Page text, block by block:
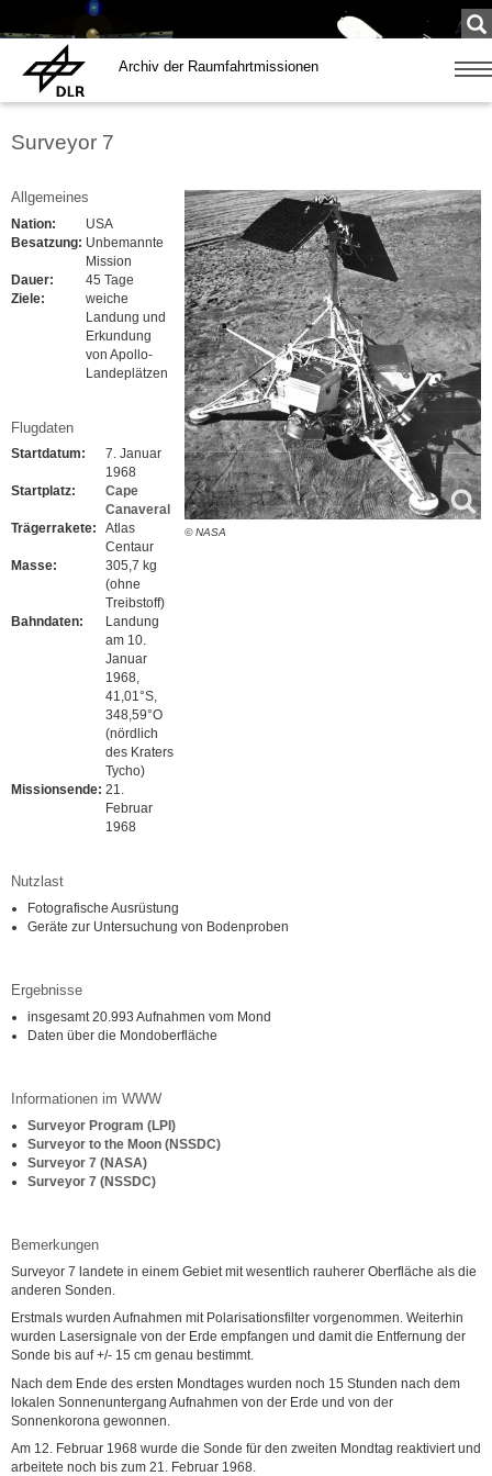
Archiv der Raumfahrtmissionen
Zeige
Surveyor 7
© NASA
Allgemeines
Nation:
USA
Besatzung: Unbemannte
Mission
Dauer:
45 Tage
Ziele:
weiche
Landung und
Erkundung
von Apollo-
Landeplätzen
Flugdaten
Startdatum:
7. Januar
1968
Startplatz:
Cape
Canaveral
Trägerrakete:
Atlas
Centaur
Masse:
305,7 kg
(ohne
Treibstoff)
Bahndaten:
Landung
am 10.
Januar
1968,
41,01°S,
348,59°O
(nördlich
des Kraters
Tycho)
Missionsende: 21.
Februar
1968
Nutzlast
Fotografische Ausrüstung
Geräte zur Untersuchung von Bodenproben
Ergebnisse
insgesamt 20.993 Aufnahmen vom Mond
Daten über die Mondoberfläche
Informationen im WWW
Surveyor Program (LPI)
Surveyor to the Moon (NSSDC)
Surveyor 7 (NASA)
Surveyor 7 (NSSDC)
Bemerkungen
Surveyor 7 landete in einem Gebiet mit wesentlich rauherer Oberfläche als die
anderen Sonden.
Erstmals wurden Aufnahmen mit Polarisationsfilter vorgenommen. Weiterhin
wurden Lasersignale von der Erde empfangen und damit die Entfernung der
Sonde bis auf +/- 15 cm genau bestimmt.
Nach dem Ende des ersten Mondtages wurden noch 15 Stunden nach dem
lokalen Sonnenuntergang Aufnahmen von der Erde und von der
Sonnenkorona gewonnen.
Am 12. Februar 1968 wurde die Sonde für den zweiten Mondtag reaktiviert und
arbeitete noch bis zum 21. Februar 1968.